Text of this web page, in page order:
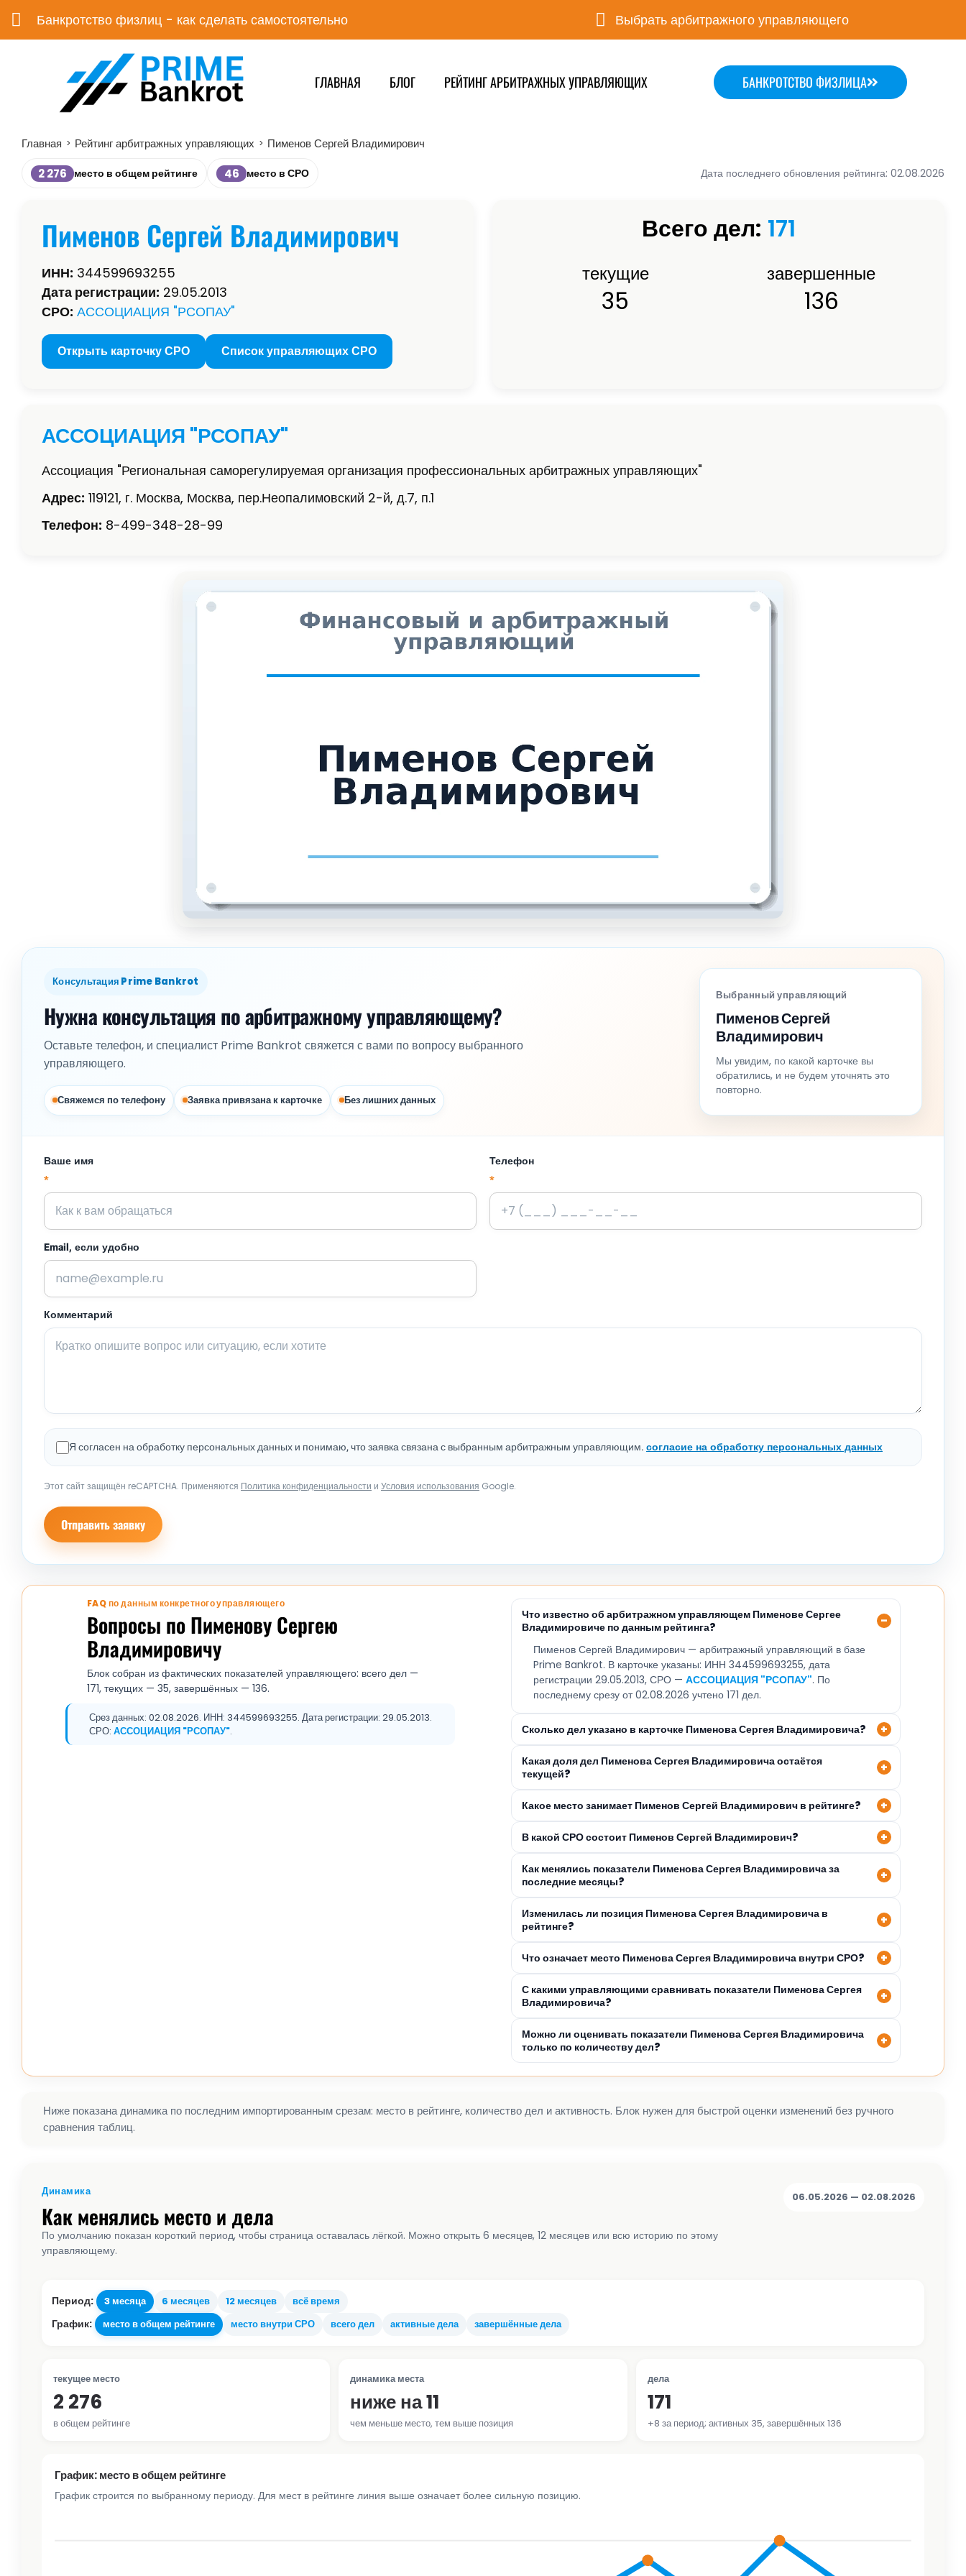
Банкротство физлиц - как сделать самостоятельно Выбрать арбитражного управляющего
ГЛАВНАЯ БЛОГ РЕЙТИНГ АРБИТРАЖНЫХ УПРАВЛЯЮЩИХ БАНКРОТСТВО ФИЗЛИЦА
Главная > Рейтинг арбитражных управляющих > Пименов Сергей Владимирович
2 276 место в общем рейтинге 46 место в СРО Дата последнего обновления рейтинга: 02.08.2026
Пименов Сергей Владимирович
ИНН: 344599693255
Дата регистрации: 29.05.2013
СРО: АССОЦИАЦИЯ "РСОПАУ"
Открыть карточку СРО Список управляющих СРО
Всего дел: 171
текущие
35
завершенные
136
АССОЦИАЦИЯ "РСОПАУ"
Ассоциация "Региональная саморегулируемая организация профессиональных арбитражных управляющих"
Адрес: 119121, г. Москва, Москва, пер.Неопалимовский 2-й, д.7, п.1
Телефон: 8-499-348-28-99
Консультация Prime Bankrot
Нужна консультация по арбитражному управляющему?
Оставьте телефон, и специалист Prime Bankrot свяжется с вами по вопросу выбранного
управляющего.
Свяжемся по телефону Заявка привязана к карточке Без лишних данных
Выбранный управляющий
Пименов Сергей
Владимирович
Мы увидим, по какой карточке вы
обратились, и не будем уточнять это
повторно.
Ваше имя
*
Телефон
*
Email, если удобно
Комментарий
Я согласен на обработку персональных данных и понимаю, что заявка связана с выбранным арбитражным управляющим.согласие на обработку персональных данных
Этот сайт защищён reCAPTCHA. Применяются Политика конфиденциальности и Условия использования Google.
Отправить заявку
FAQ по данным конкретного управляющего
Вопросы по Пименову Сергею
Владимировичу
Блок собран из фактических показателей управляющего: всего дел —
171, текущих — 35, завершённых — 136.
Срез данных: 02.08.2026. ИНН: 344599693255. Дата регистрации: 29.05.2013.
СРО: АССОЦИАЦИЯ "РСОПАУ".
Что известно об арбитражном управляющем Пименове Сергее
Владимировиче по данным рейтинга?
Пименов Сергей Владимирович — арбитражный управляющий в базе
Prime Bankrot. В карточке указаны: ИНН 344599693255, дата
регистрации 29.05.2013, СРО — АССОЦИАЦИЯ "РСОПАУ". По
последнему срезу от 02.08.2026 учтено 171 дел.
Сколько дел указано в карточке Пименова Сергея Владимировича?
Какая доля дел Пименова Сергея Владимировича остаётся
текущей?
Какое место занимает Пименов Сергей Владимирович в рейтинге?
В какой СРО состоит Пименов Сергей Владимирович?
Как менялись показатели Пименова Сергея Владимировича за
последние месяцы?
Изменилась ли позиция Пименова Сергея Владимировича в
рейтинге?
Что означает место Пименова Сергея Владимировича внутри СРО?
С какими управляющими сравнивать показатели Пименова Сергея
Владимировича?
Можно ли оценивать показатели Пименова Сергея Владимировича
только по количеству дел?
Ниже показана динамика по последним импортированным срезам: место в рейтинге, количество дел и активность. Блок нужен для быстрой оценки изменений без ручного
сравнения таблиц.
Динамика
Как менялись место и дела
По умолчанию показан короткий период, чтобы страница оставалась лёгкой. Можно открыть 6 месяцев, 12 месяцев или всю историю по этому
управляющему.
06.05.2026 — 02.08.2026
Период: 3 месяца 6 месяцев 12 месяцев всё время
График: место в общем рейтинге место внутри СРО всего дел активные дела завершённые дела
текущее место
2 276
в общем рейтинге
динамика места
ниже на 11
чем меньше место, тем выше позиция
дела
171
+8 за период; активных 35, завершённых 136
График: место в общем рейтинге
График строится по выбранному периоду. Для мест в рейтинге линия выше означает более сильную позицию.